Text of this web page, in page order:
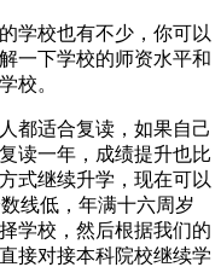
学校也有不少，你可以
一下学校的师资水平和
校。
都适合复读，如果自己
读一年，成绩提升也比
式继续升学，现在可以
线低，年满十六周岁
学校，然后根据我们的
接对接本科院校继续学